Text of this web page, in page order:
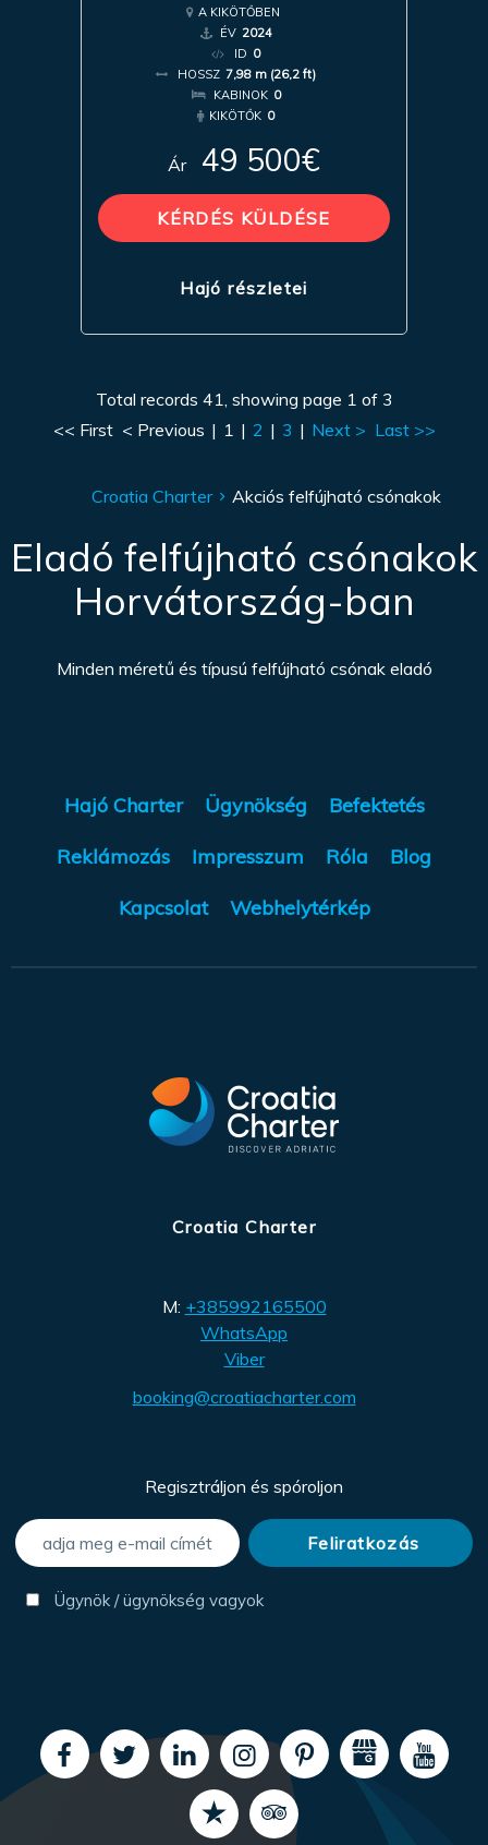
A KIKÖTŐBEN
ÉV 2024
ID 0
HOSSZ 7,98 m (26,2 ft)
KABINOK 0
KIKÖTŐK 0
Ár 49 500€
KÉRDÉS KÜLDÉSE
Hajó részletei
Total records 41, showing page 1 of 3
<< First < Previous | 1 | 2 | 3 | Next > Last >>
Croatia Charter Akciós felfújható csónakok
Eladó felfújható csónakok
Horvátország-ban
Minden méretű és típusú felfújható csónak eladó
Hajó Charter Ügynökség Befektetés
Reklámozás Impresszum Róla Blog
Kapcsolat Webhelytérkép
Croatia Charter
M: +385992165500
WhatsApp
Viber
booking@croatiacharter.com
Regisztráljon és spóroljon
Ügynök / ügynökség vagyok